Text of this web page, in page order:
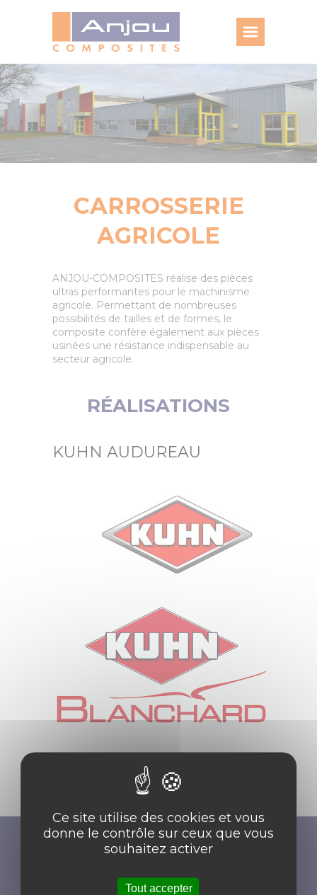
CARROSSERIE
AGRICOLE
ANJOU-COMPOSITES réalise des pièces
ultras performantes pour le machinisme
agricole. Permettant de nombreuses
possibilités de tailles et de formes, le
composite confère également aux pièces
usinées une résistance indispensable au
secteur agricole.
RÉALISATIONS
KUHN AUDUREAU
Ce site utilise des cookies et vous
donne le contrôle sur ceux que vous
souhaitez activer
Tout accepter